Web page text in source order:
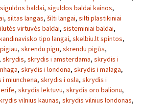
siguldos baldai, siguldos baldai kainos,
, siltas langas, šilti langai, silti plastikiniai
virtuvės baldai, sisteminiai baldai,
tipo langai, skelbiu.lt spintos,
, skrendu pigu, skrendu pigūs,
, skrydis, skrydis i amsterdama, skrydis i
, skrydis i londona, skrydis i malaga,
i miunchena, skrydis i osla, skrydis i
, skrydis lektuvu, skrydis oro balionu,
vilnius kaunas, skrydis vilnius londonas,